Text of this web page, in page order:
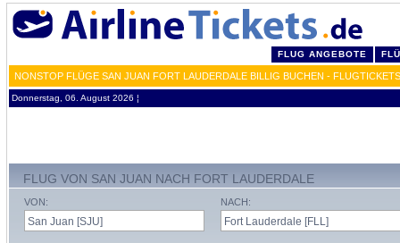
FLUG ANGEBOTE
NONSTOP FLÜGE SAN JUAN FORT LAUDERDALE BILLIG BUCHEN -
Donnerstag, 06. August 2026 ¦
FLUG VON SAN JUAN NACH FORT LAUDERDALE
VON: NACH: